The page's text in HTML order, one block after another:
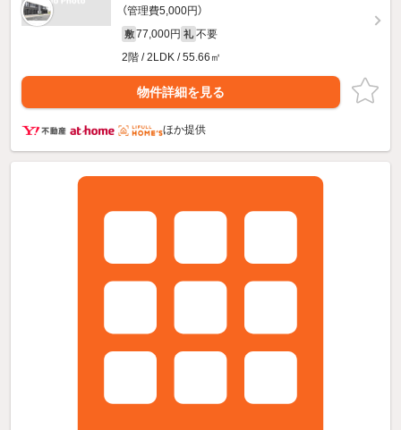
（管理費5,000円）
敷 77,000円 礼 不要
2階 / 2LDK / 55.66㎡
物件詳細を見る
ほか提供